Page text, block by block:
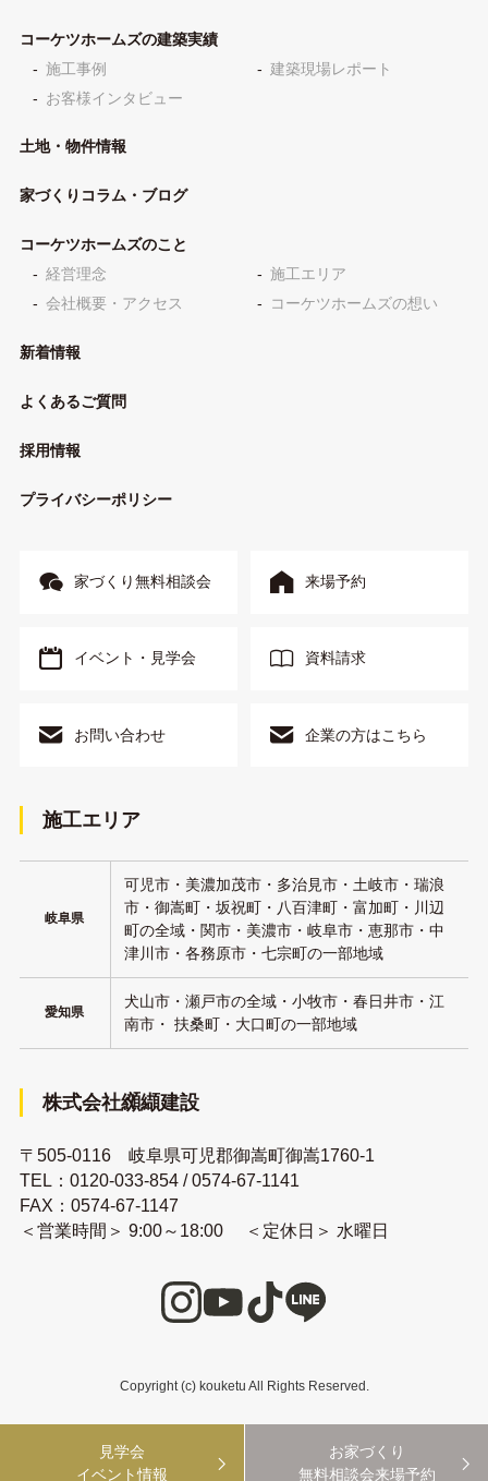
コーケツホームズの建築実績
施工事例
建築現場レポート
お客様インタビュー
土地・物件情報
家づくりコラム・ブログ
コーケツホームズのこと
経営理念
施工エリア
会社概要・アクセス
コーケツホームズの想い
新着情報
よくあるご質問
採用情報
プライバシーポリシー
家づくり無料相談会 来場予約
イベント・見学会 資料請求
お問い合わせ 企業の方はこちら
施工エリア
岐阜県
可児市・美濃加茂市・多治見市・土岐市・瑞浪
市・御嵩町・坂祝町・八百津町・富加町・川辺
町の全域・関市・美濃市・岐阜市・恵那市・中
津川市・各務原市・七宗町の一部地域
愛知県
犬山市・瀬戸市の全域・小牧市・春日井市・江
南市・ 扶桑町・大口町の一部地域
株式会社纐纈建設
〒505-0116 岐阜県可児郡御嵩町御嵩1760-1
TEL： 0120-033-854/0574-67-1141
FAX：0574-67-1147
＜営業時間＞ 9:00～18:00 ＜定休日＞ 水曜日
Copyright (c) kouketu All Rights Reserved.
見学会
イベント情報
お家づくり
無料相談会来場予約